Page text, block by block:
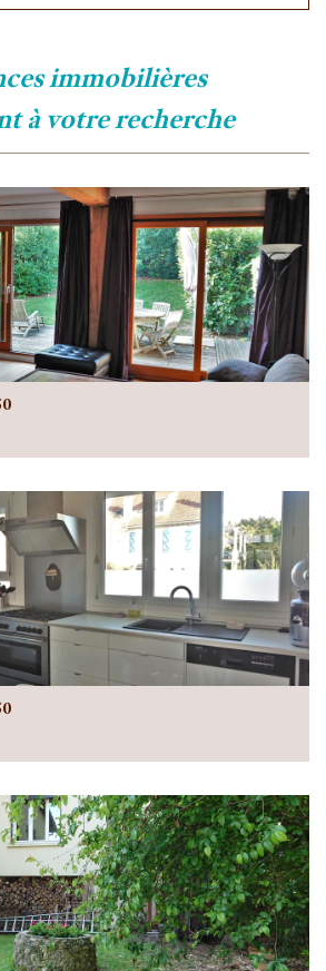
à votre recherche